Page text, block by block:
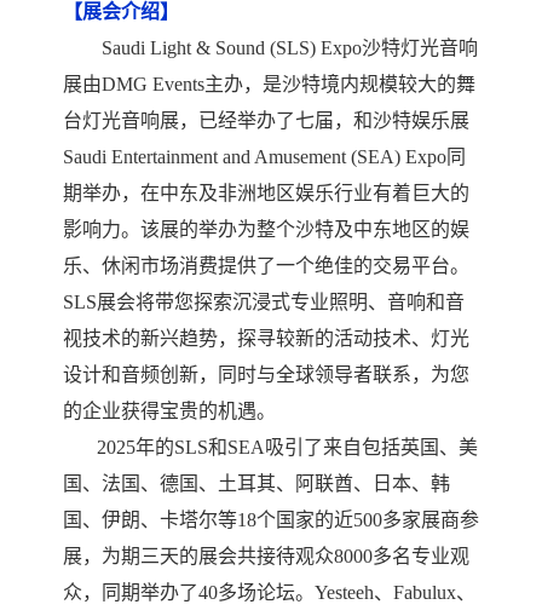
【展会介绍】
Saudi Light & Sound (SLS) Expo沙特灯光音响
展由DMG Events主办，是沙特境内规模较大的舞
台灯光音响展，已经举办了七届， 和沙特娱乐展
Saudi Entertainment and Amusement (SEA) Expo同
期举办， 在中东及非洲地区娱乐行业有着巨大的
影响力。 该展的举办为整个沙特及中东地区的娱
乐、休闲市场消费提供了一个绝佳的交易平台。
SLS展会将带您探索沉浸式专业照明、音响和音
视技术的新兴趋势，探寻较新的活动技术、灯光
设计和音频创新，同时与全球领导者联系，为您
的企业获得宝贵的机遇。
2025年的SLS和SEA吸引了来自包括英国、美
国、法国、德国、土耳其、阿联酋、日本、韩
国、伊朗、卡塔尔等18个国家的近500多家展商参
展，为期三天的展会共接待观众8000多名专业观
众，同期举办了40多场论坛。 Yesteeh、Fabulux、